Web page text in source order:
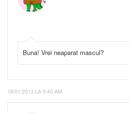
Buna! Vrei neaparat mascul?
18/01/2013 LA 9:40 AM